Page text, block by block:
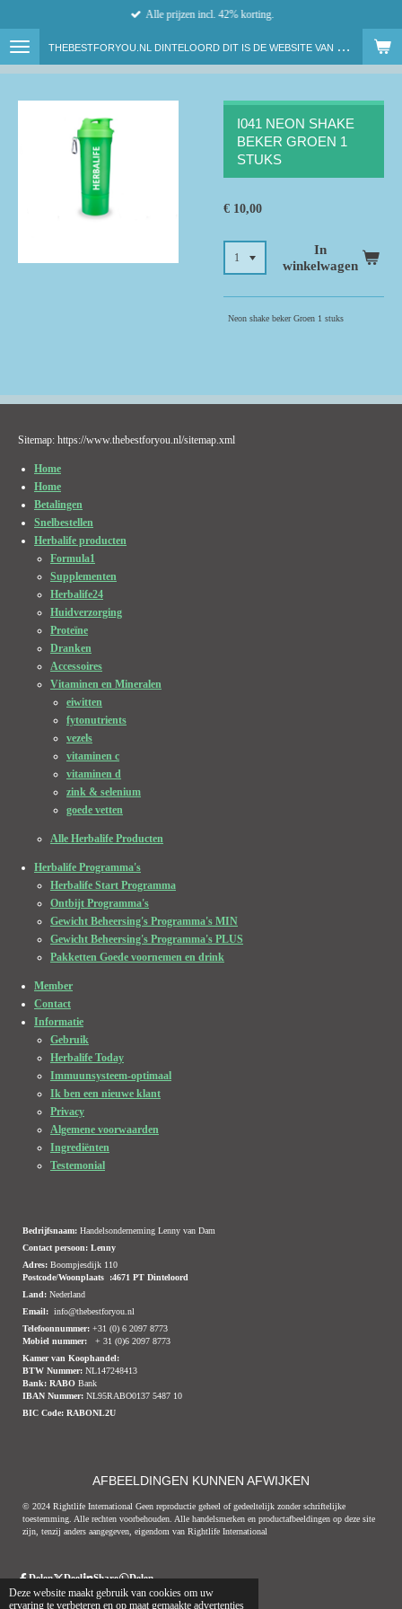
Deze website maakt gebruik van cookies om uw
ervaring te verbeteren en op maat gemaakte advertenties
naar
de
THEBESTFORYOU.NL DINTELOORD DIT IS DE WEBSITE VAN ONAFHANKELIJK HERBALIFE NUTRITION MEMBER LENNY VAN DAM
Alle prijzen incl. 42% korting.
I041 NEON SHAKE
BEKER GROEN 1
STUKS
€ 10,00
In
winkelwagen
Neon shake beker Groen 1 stuks
Sitemap: https://www.thebestforyou.nl/sitemap.xml
Home
Home
Betalingen
Snelbestellen
Herbalife producten
Formula1
Supplementen
Herbalife24
Huidverzorging
Proteïne
Dranken
Accessoires
Vitaminen en Mineralen
eiwitten
fytonutrients
vezels
vitaminen c
vitaminen d
zink & selenium
goede vetten
Alle Herbalife Producten
Herbalife Programma's
Herbalife Start Programma
Ontbijt Programma's
Gewicht Beheersing's Programma's MIN
Gewicht Beheersing's Programma's PLUS
Pakketten Goede voornemen en drink
Member
Contact
Informatie
Gebruik
Herbalife Today
Immuunsysteem-optimaal
Ik ben een nieuwe klant
Privacy
Algemene voorwaarden
Ingrediënten
Testemonial
Bedrijfsnaam: Handelsonderneming Lenny van Dam
Contact persoon: Lenny
Adres: Boompjesdijk 110
Postcode/Woonplaats :4671 PT Dinteloord
Land: Nederland
Email: info@thebestforyou.nl
Telefoonnummer: +31 (0) 6 2097 8773
Mobiel nummer:
+ 31 (0)6 2097 8773
Kamer van Koophandel:
BTW Nummer: NL147248413
Bank: RABO Bank
IBAN Nummer:NL95RABO0137 5487 10
BIC Code: RABONL2U
AFBEELDINGEN KUNNEN AFWIJKEN
© 2024 Rightlife International Geen reproductie geheel of gedeeltelijk zonder schriftelijke
toestemming. Alle rechten voorbehouden. Alle handelsmerken en productafbeeldingen op deze site
zijn, tenzij anders aangegeven, eigendom van Rightlife International
Delen Deel Share Delen
© 2020 - 2026 Thebestforyou.nl Dinteloord
Powered byJouwWeb